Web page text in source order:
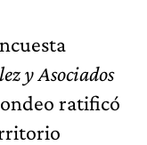
y Asociados
ratificó